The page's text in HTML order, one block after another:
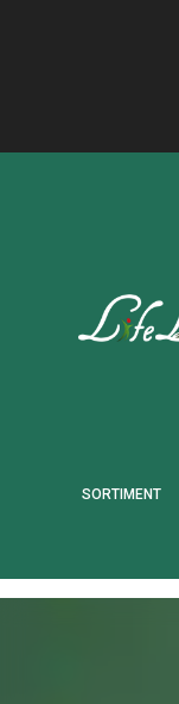
SORTIMENT